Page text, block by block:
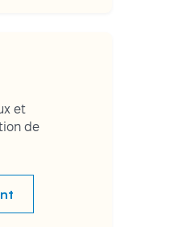
et
de